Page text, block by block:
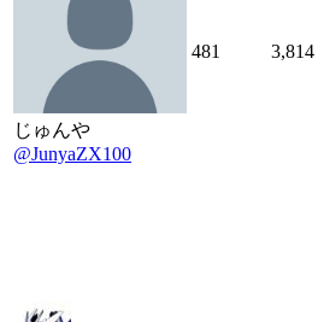
じゅんや
@JunyaZX100
481 3,814